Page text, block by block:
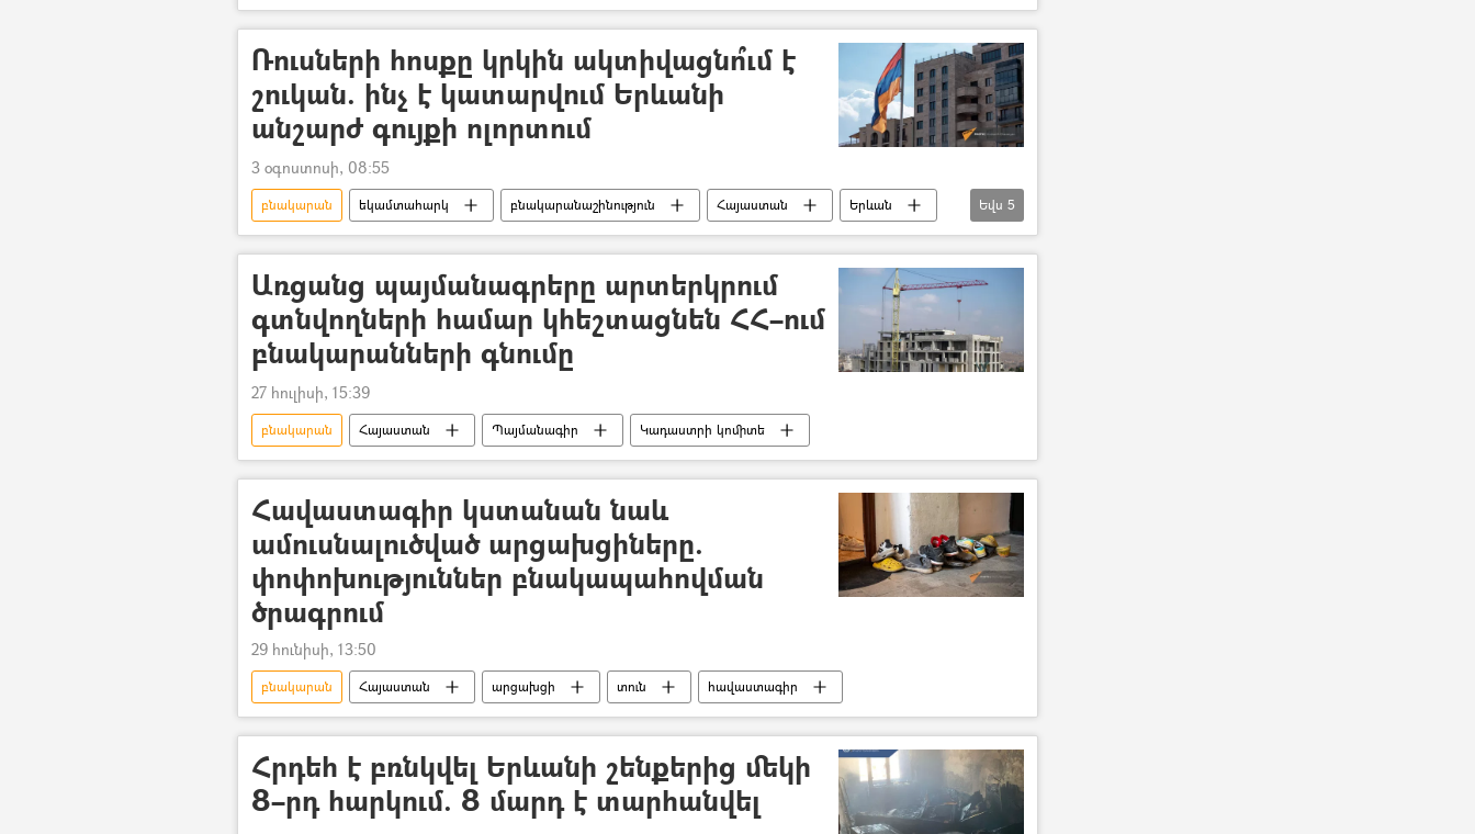
Վարձակալություն
Ռուսների հոսքը կրկին ակտիվացնո՞ւմ է
շուկան. ինչ է կատարվում Երևանի
անշարժ գույքի ոլորտում
3 օգոստոսի, 08:55
բնակարան եկամտահարկ բնակարանաշինություն Հայաստան
Երևան
վաճառք
Վարձակալություն Ռուսաստան
Անդրանիկ Հարությունով
Անշարժ գույք
Եվս 5
Առցանց պայմանագրերը արտերկրում
գտնվողների համար կհեշտացնեն ՀՀ–ում
բնակարանների գնումը
27 հուլիսի, 15:39
բնակարան Հայաստան Պայմանագիր Կադաստրի կոմիտե
Հավաստագիր կստանան նաև
ամուսնալուծված արցախցիները.
փոփոխություններ բնակապահովման
ծրագրում
29 հունիսի, 13:50
բնակարան Հայաստան արցախցի տուն հավաստագիր
Հրդեհ է բռնկվել Երևանի շենքերից մեկի
8–րդ հարկում. 8 մարդ է տարհանվել